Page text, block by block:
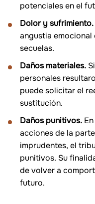
potenciales en el
Dolor y sufrimiento.
angustia
secuelas.
Daños materiales.
personales
puede solicitar el
sustitución.
Daños punitivos.
acciones de la
imprudentes, el
punitivos. Su
de volver a
futuro.